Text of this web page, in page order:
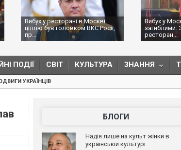
Вибух у ресторані в Москві:
ціллю був головком ВКС Росії,
пр...
Вибух у
загиблими:
ресторан...
ПОДІЇ СВІТ КУЛЬТУРА ЗНАННЯ
УКРАЇНЦІВ
БЛОГИ
Надія лише на культ жінки в
українській культурі